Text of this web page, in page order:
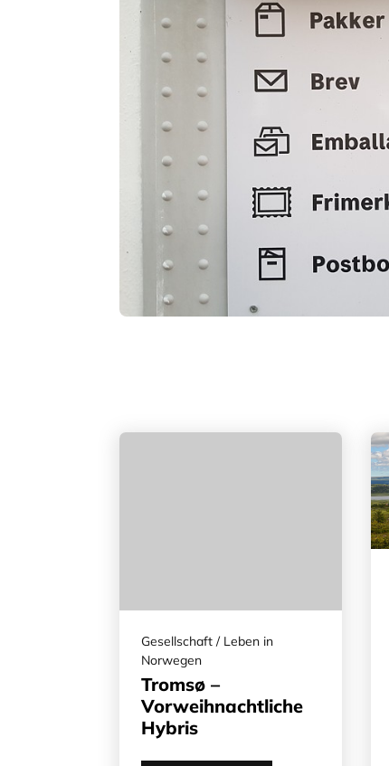
Gesellschaft / Leben in
Norwegen
Tromsø –
Vorweihnachtliche
Hybris